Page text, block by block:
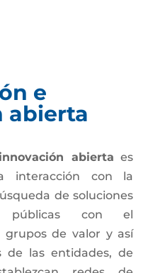
e
abierta
abierta es
interacción con la
de soluciones
públicas con el
grupos de valor y así
de las entidades, de